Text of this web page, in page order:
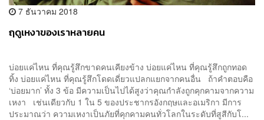
7 ธันวาคม 2018
ฤดูเหงาของเราหลายคน
บ่อยแค่ไหน ที่คุณรู้สึกขาดคนเคียงข้าง บ่อยแค่ไหน ที่คุณรู้สึกถูกทอด
ทิ้ง บ่อยแค่ไหน ที่คุณรู้สึกโดดเดี่ยวแปลกแยกจากคนอื่น ถ้าคำตอบคือ
‘บ่อยมาก’ ทั้ง 3 ข้อ มีความเป็นไปได้สูงว่าคุณกำลังถูกคุกคามจากความ
เหงา เช่นเดียวกับ 1 ใน 5 ของประชากรอังกฤษและอเมริกา มีการ
ประมาณว่า ความเหงาเป็นภัยที่คุกคามคนทั่วโลกในระดับที่สูสีกับโ...